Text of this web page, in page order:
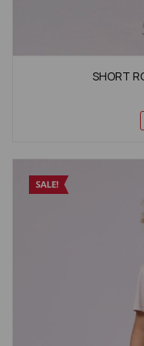
SHORT